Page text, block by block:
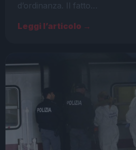
d’ordinanza. Il fatto…
Leggi l’articolo →